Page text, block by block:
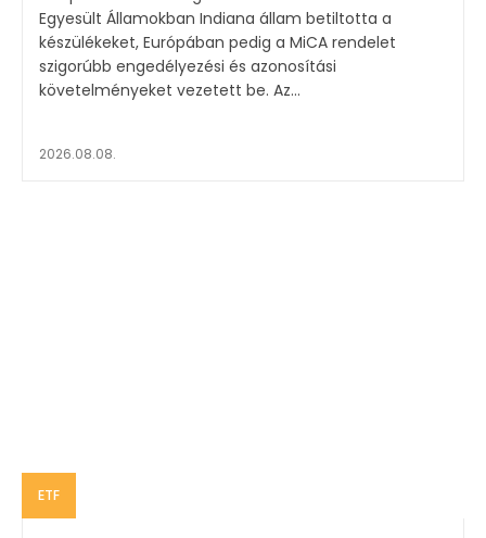
Egyesült Államokban Indiana állam betiltotta a
készülékeket, Európában pedig a MiCA rendelet
szigorúbb engedélyezési és azonosítási
követelményeket vezetett be. Az...
2026.08.08.
ETF